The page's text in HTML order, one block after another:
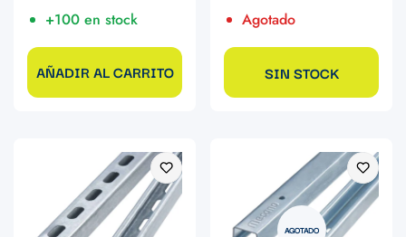
+100 en stock
AÑADIR AL CARRITO
Agotado
SIN STOCK
AGOTADO